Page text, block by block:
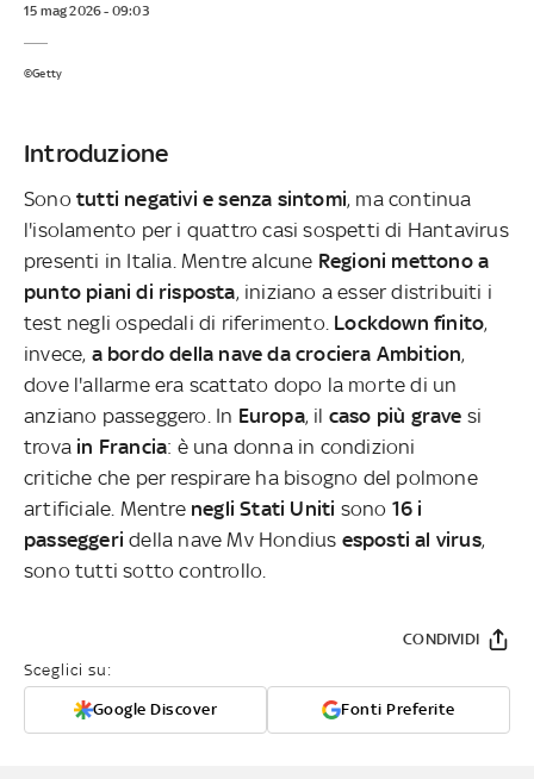
15 mag 2026 - 09:03
©Getty
Introduzione
Sono tutti negativi e senza sintomi, ma continua
l'isolamento per i quattro casi sospetti di Hantavirus
presenti in Italia. Mentre alcune Regioni mettono a
punto piani di risposta, iniziano a esser distribuiti i
test negli ospedali di riferimento. Lockdown finito,
invece, a bordo della nave da crociera Ambition,
dove l'allarme era scattato dopo la morte di un
anziano passeggero. In Europa, il caso più grave si
trova in Francia: è una donna in condizioni
critiche che per respirare ha bisogno del polmone
artificiale. Mentre negli Stati Uniti sono 16 i
passeggeri della nave Mv Hondius esposti al virus,
sono tutti sotto controllo.
Sceglici su:
Google Discover Fonti Preferite
CONDIVIDI